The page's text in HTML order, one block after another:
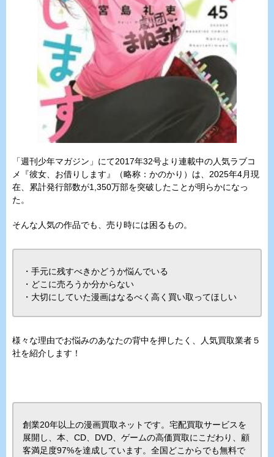
「週刊少年マガジン」にて2017年32号より連載中の人気ラブコ
メ『彼女、お借りします』（略称：かのかり）は、2025年4月現
在、累計発行部数が1,350万部を突破したことが明らかになっ
た。
そんな人気の作品でも、売り時には困るもの。
・手元に残すべきかどうか悩んでいる
・どこに売ろうか分からない
・大切にしていた漫画はなるべく高く買い取ってほしい
様々な理由でお悩みのあなたの背中を押したく、人気買取業者５
社を紹介します！
創業20年以上の漫画買取ネットです。宅配買取サービスを
展開し、本、CD、DVD、ゲームの高価買取にこだわり、顧
客満足度97%を達成しています。全国どこからでも無料で